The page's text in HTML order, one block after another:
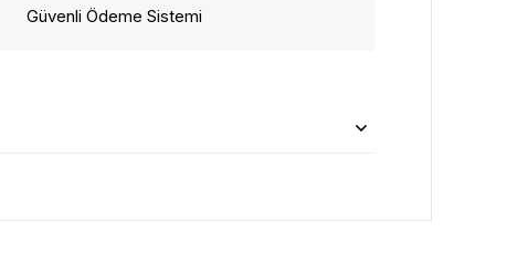
Güvenli Ödeme Sistemi